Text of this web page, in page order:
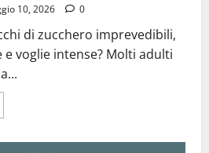
10, 2026 0
di zucchero imprevedibili,
voglie intense? Molti adulti